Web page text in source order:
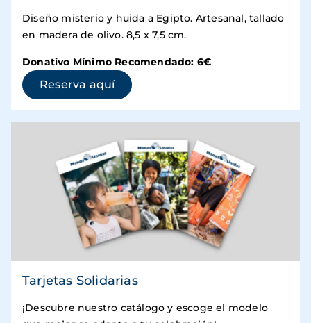
Diseño misterio y huida a Egipto. Artesanal, tallado
en madera de olivo. 8,5 x 7,5 cm.
Donativo Mínimo Recomendado: 6€
Reserva aquí(se abre en una ventana nueva)
Tarjetas Solidarias
¡Descubre nuestro catálogo y escoge el modelo